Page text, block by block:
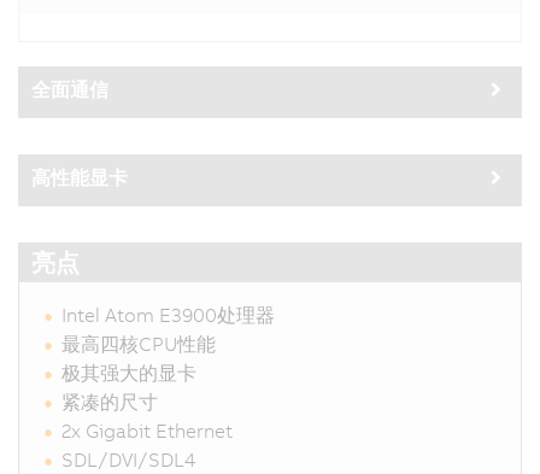
全面通信
高性能显卡
亮点
Intel Atom E3900处理器
最高四核CPU性能
极其强大的显卡
紧凑的尺寸
2x Gigabit Ethernet
SDL/DVI/SDL4